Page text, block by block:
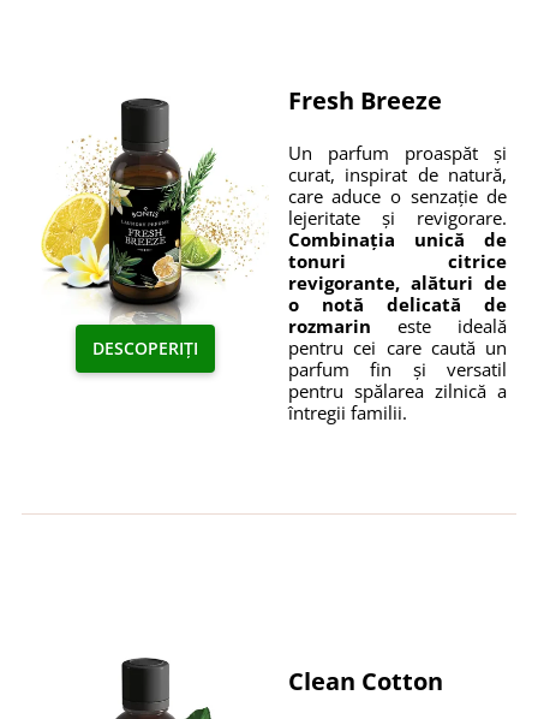
DESCOPERIȚI
Fresh Breeze
Un parfum proaspăt și
curat, inspirat de natură,
care aduce o senzație de
lejeritate și revigorare.
Combinația unică de
tonuri citrice
revigorante, alături de
o notă delicată de
rozmarin este ideală
pentru cei care caută un
parfum fin și versatil
pentru spălarea zilnică a
întregii familii.
Clean Cotton